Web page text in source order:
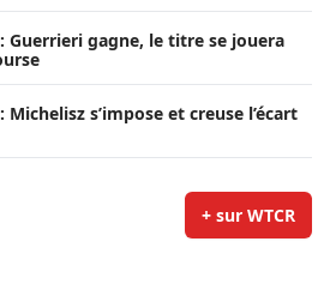
Guerrieri gagne, le titre se jouera
Michelisz s’impose et creuse l’écart
+ sur WTCR